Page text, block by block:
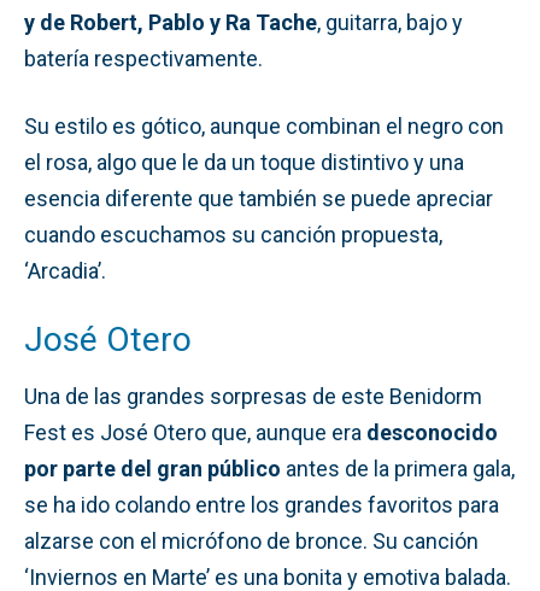
y de Robert, Pablo y Ra Tache, guitarra, bajo y
batería respectivamente.
Su estilo es gótico, aunque combinan el negro con
el rosa, algo que le da un toque distintivo y una
esencia diferente que también se puede apreciar
cuando escuchamos su canción propuesta,
‘Arcadia’.
José Otero
Una de las grandes sorpresas de este Benidorm
Fest es José Otero que, aunque era desconocido
por parte del gran público antes de la primera gala,
se ha ido colando entre los grandes favoritos para
alzarse con el micrófono de bronce. Su canción
‘Inviernos en Marte’ es una bonita y emotiva balada.